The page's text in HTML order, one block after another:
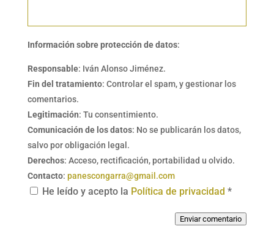
Información sobre protección de datos:
Responsable: Iván Alonso Jiménez.
Fin del tratamiento: Controlar el spam, y gestionar los
comentarios.
Legitimación: Tu consentimiento.
Comunicación de los datos: No se publicarán los datos,
salvo por obligación legal.
Derechos: Acceso, rectificación, portabilidad u olvido.
Contacto: panescongarra@gmail.com
He leído y acepto la Política de privacidad *
Enviar comentario